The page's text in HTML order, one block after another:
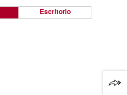
Escritorio